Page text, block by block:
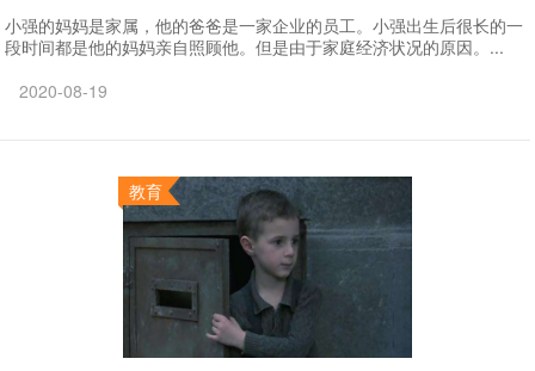
小强的妈妈是家属，他的爸爸是一家企业的员工。小强出生后很长的一
段时间都是他的妈妈亲自照顾他。但是由于家庭经济状况的原因。...
2020-08-19
教育